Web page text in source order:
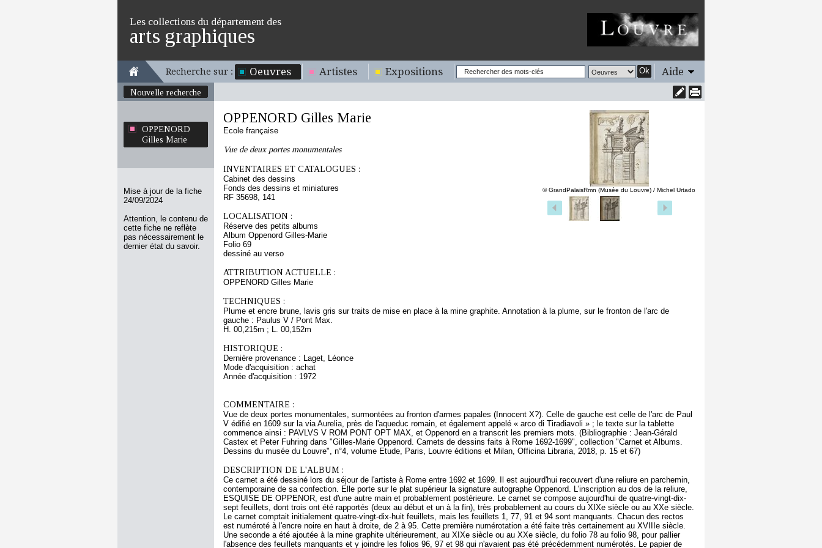
Les collections du département des
arts graphiques
Recherche sur : Oeuvres Artistes Expositions Ok Aide
Nouvelle recherche
OPPENORD
Gilles Marie
Mise à jour de la fiche
24/09/2024
Attention, le contenu de
cette fiche ne reflète
pas nécessairement le
dernier état du savoir.
© GrandPalaisRmn (Musée du Louvre) / Michel Urtado
OPPENORD Gilles Marie
Ecole française
Vue de deux portes monumentales
INVENTAIRES ET CATALOGUES :
Cabinet des dessins
Fonds des dessins et miniatures
RF 35698, 141
LOCALISATION :
Réserve des petits albums
Album Oppenord Gilles-Marie
Folio 69
dessiné au verso
ATTRIBUTION ACTUELLE :
OPPENORD Gilles Marie
TECHNIQUES :
Plume et encre brune, lavis gris sur traits de mise en place à la mine graphite. Annotation à la plume, sur le fronton de l'arc de
gauche : Paulus V / Pont Max.
H. 00,215m ; L. 00,152m
HISTORIQUE :
Dernière provenance : Laget, Léonce
Mode d'acquisition : achat
Année d'acquisition : 1972
COMMENTAIRE :
Vue de deux portes monumentales, surmontées au fronton d'armes papales (Innocent X?). Celle de gauche est celle de l'arc de Paul
V édifié en 1609 sur la via Aurelia, près de l'aqueduc romain, et également appelé « arco di Tiradiavoli » ; le texte sur la tablette
commence ainsi : PAVLVS V ROM PONT OPT MAX, et Oppenord en a transcrit les premiers mots. (Bibliographie : Jean-Gérald
Castex et Peter Fuhring dans "Gilles-Marie Oppenord. Carnets de dessins faits à Rome 1692-1699", collection "Carnet et Albums.
Dessins du musée du Louvre", n°4, volume Etude, Paris, Louvre éditions et Milan, Officina Libraria, 2018, p. 15 et 67)
DESCRIPTION DE L'ALBUM :
Ce carnet a été dessiné lors du séjour de l'artiste à Rome entre 1692 et 1699. Il est aujourd'hui recouvert d'une reliure en parchemin,
contemporaine de sa confection. Elle porte sur le plat supérieur la signature autographe Oppenord. L'inscription au dos de la reliure,
ESQUISE DE OPPENOR, est d'une autre main et probablement postérieure. Le carnet se compose aujourd'hui de quatre-vingt-dix-
sept feuillets, dont trois ont été rapportés (deux au début et un à la fin), très probablement au cours du XIXe siècle ou au XXe siècle.
Le carnet comptait initialement quatre-vingt-dix-huit feuillets, mais les feuillets 1, 77, 91 et 94 sont manquants. Chacun des rectos
est numéroté à l'encre noire en haut à droite, de 2 à 95. Cette première numérotation a été faite très certainement au XVIIIe siècle.
Une seconde a été ajoutée à la mine graphite ultérieurement, au XIXe siècle ou au XXe siècle, du folio 78 au folio 98, pour pallier
l'absence des feuillets manquants et y joindre les folios 96, 97 et 98 qui n'avaient pas été précédemment numérotés. Le papier de